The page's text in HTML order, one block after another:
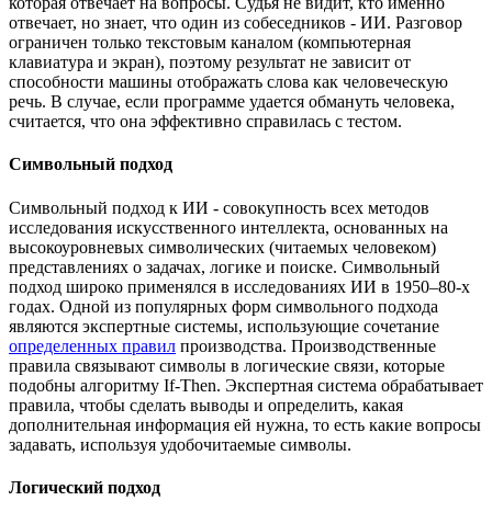
отвечает, но знает, что один из собеседников - ИИ. Разговор
ограничен только текстовым каналом (компьютерная
клавиатура и экран), поэтому результат не зависит от
способности машины отображать слова как человеческую
речь. В случае, если программе удается обмануть человека,
считается, что она эффективно справилась с тестом.
Символьный подход
Символьный подход к ИИ - совокупность всех методов
исследования искусственного интеллекта, основанных на
высокоуровневых символических (читаемых человеком)
представлениях о задачах, логике и поиске. Символьный
подход широко применялся в исследованиях ИИ в 1950–80-х
годах. Одной из популярных форм символьного подхода
являются экспертные системы, использующие сочетание
определенных правил производства. Производственные
правила связывают символы в логические связи, которые
подобны алгоритму If-Then. Экспертная система обрабатывает
правила, чтобы сделать выводы и определить, какая
дополнительная информация ей нужна, то есть какие вопросы
задавать, используя удобочитаемые символы.
Логический подход